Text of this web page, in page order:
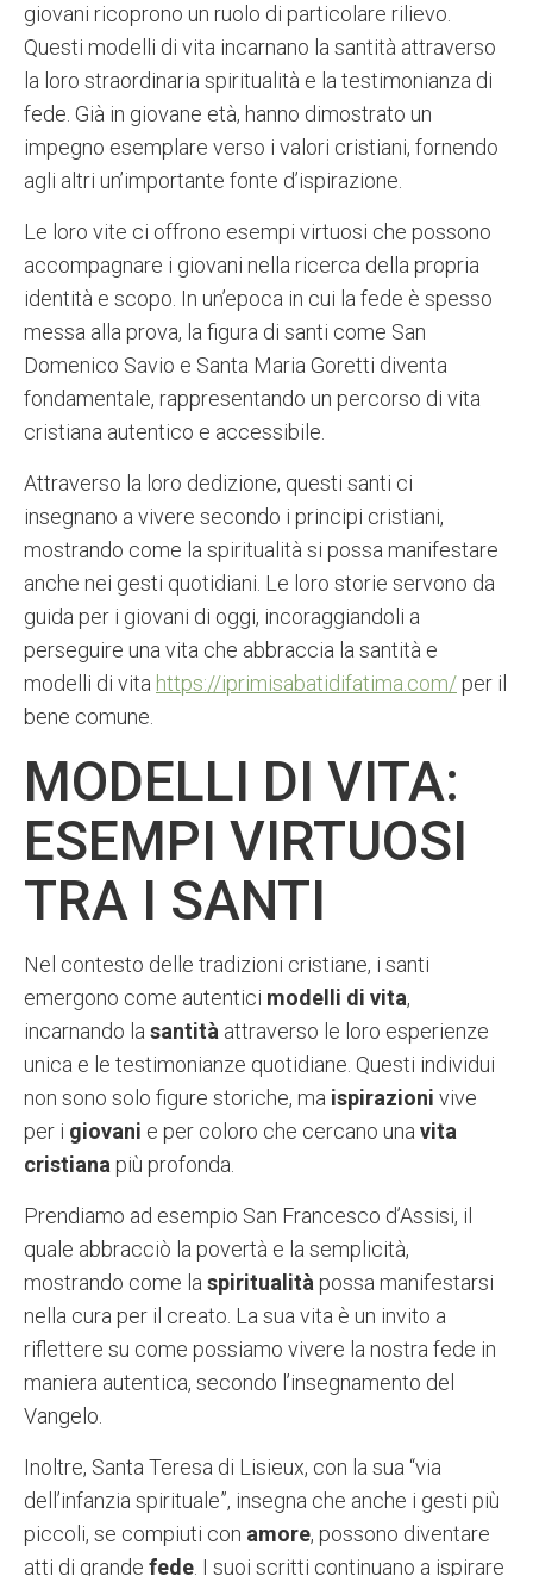
giovani ricoprono un ruolo di particolare rilievo.
Questi modelli di vita incarnano la santità attraverso
la loro straordinaria spiritualità e la testimonianza di
fede. Già in giovane età, hanno dimostrato un
impegno esemplare verso i valori cristiani, fornendo
agli altri un’importante fonte d’ispirazione.
Le loro vite ci offrono esempi virtuosi che possono
accompagnare i giovani nella ricerca della propria
identità e scopo. In un’epoca in cui la fede è spesso
messa alla prova, la figura di santi come San
Domenico Savio e Santa Maria Goretti diventa
fondamentale, rappresentando un percorso di vita
cristiana autentico e accessibile.
Attraverso la loro dedizione, questi santi ci
insegnano a vivere secondo i principi cristiani,
mostrando come la spiritualità si possa manifestare
anche nei gesti quotidiani. Le loro storie servono da
guida per i giovani di oggi, incoraggiandoli a
perseguire una vita che abbraccia la santità e
modelli di vita https://iprimisabatidifatima.com/ per il
bene comune.
MODELLI DI VITA:
ESEMPI VIRTUOSI
TRA I SANTI
Nel contesto delle tradizioni cristiane, i santi
emergono come autentici modelli di vita,
incarnando la santità attraverso le loro esperienze
unica e le testimonianze quotidiane. Questi individui
non sono solo figure storiche, ma ispirazioni vive
per i giovani e per coloro che cercano una vita
cristiana più profonda.
Prendiamo ad esempio San Francesco d’Assisi, il
quale abbracciò la povertà e la semplicità,
mostrando come la spiritualità possa manifestarsi
nella cura per il creato. La sua vita è un invito a
riflettere su come possiamo vivere la nostra fede in
maniera autentica, secondo l’insegnamento del
Vangelo.
Inoltre, Santa Teresa di Lisieux, con la sua “via
dell’infanzia spirituale”, insegna che anche i gesti più
piccoli, se compiuti con amore, possono diventare
atti di grande fede . I suoi scritti continuano a ispirare